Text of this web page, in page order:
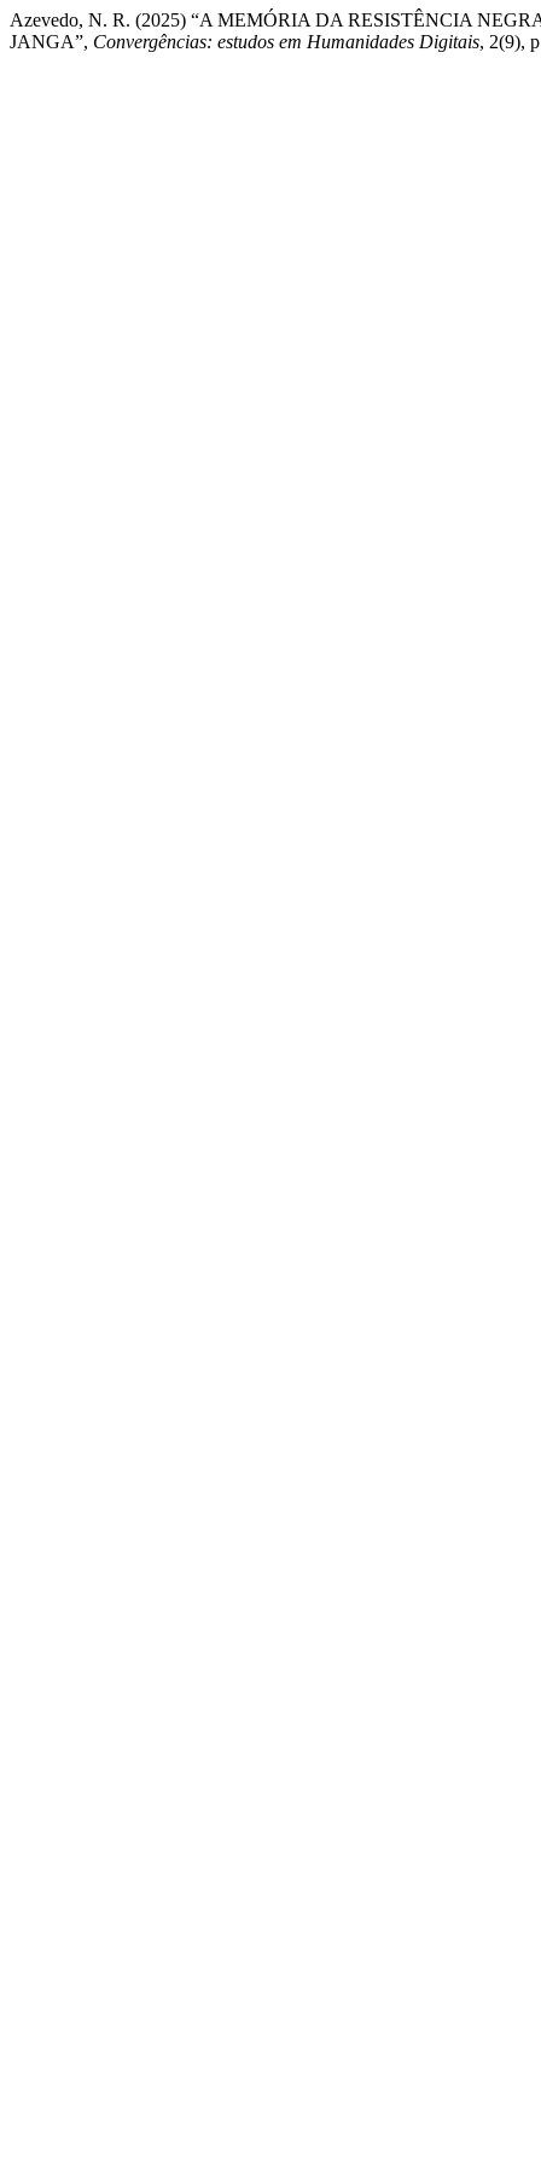
Azevedo, N. R. (2025) “A MEMÓRIA DA RESISTÊNCIA
JANGA”, Convergências: estudos em Humanidades Digitais, 2(9),